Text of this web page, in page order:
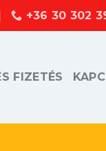
+36 30 302
FIZETÉS